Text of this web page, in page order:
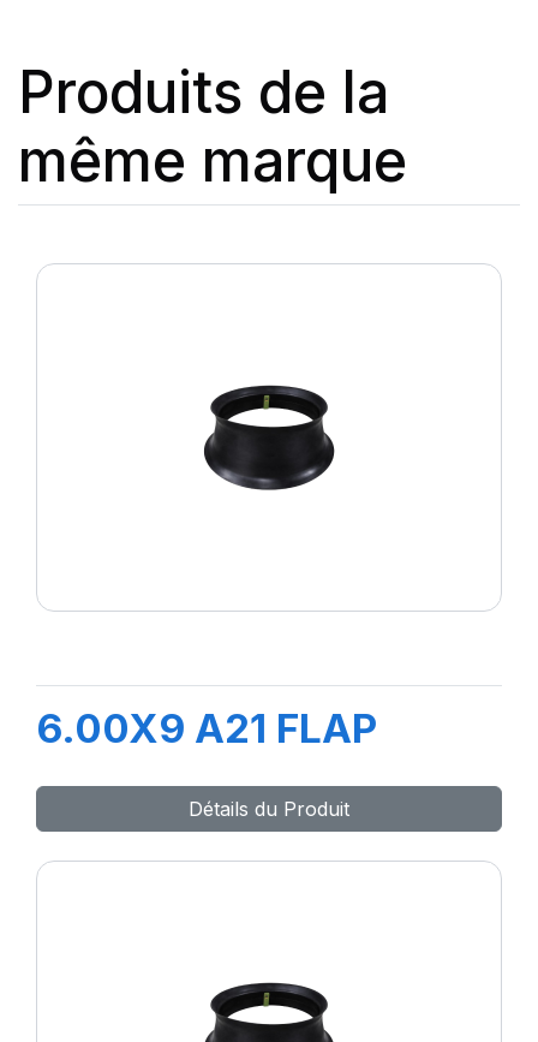
Produits de la
même marque
6.00X9 A21 FLAP
Détails du Produit